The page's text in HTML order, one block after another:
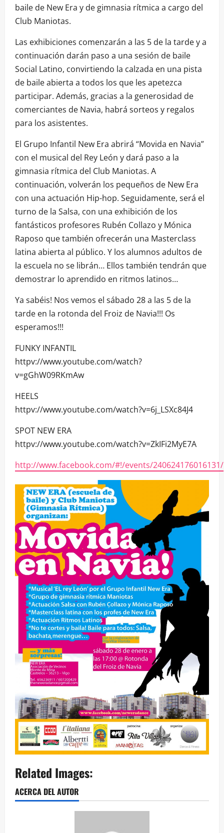
baile de New Era y de gimnasia rítmica a cargo del
Club Maniotas.
Las exhibiciones comenzarán a las 5 de la tarde y a
continuación darán paso a una sesión de baile
Social Latino, convirtiendo la calzada en una pista
de baile abierta a todos los que les apetezca
participar. Además, gracias a la generosidad de
comerciantes de Navia, habrá sorteos y regalos
para los asistentes.
El Grupo Infantil New Era abrirá “Movida en Navia”
con el musical del Rey León y dará paso a la
gimnasia rítmica del Club Maniotas. A
continuación, volverán los pequeños de New Era
con una actuación Hip-hop. Seguidamente, será el
turno de la Salsa, con una exhibición de los
fantásticos profesores Rubén Collazo y Mónica
Raposo que también ofrecerán una Masterclass
latina abierta al público. Y los alumnos adultos de
la escuela no se librán… Ellos también tendrán que
demostrar lo aprendido en ritmos latinos…
Ya sabéis! Nos vemos el sábado 28 a las 5 de la
tarde en la rotonda del Froiz de Navia!!! Os
esperamos!!!
FUNKY INFANTIL
httpv://www.youtube.com/watch?
v=gGhW09RKmAw
HEELS
httpv://www.youtube.com/watch?v=6j_LSXc84J4
SPOT NEW ERA
httpv://www.youtube.com/watch?v=ZkIFi2MyE7A
http://www.facebook.com/#!/events/240624176016131/
Related Images:
ACERCA DEL AUTOR